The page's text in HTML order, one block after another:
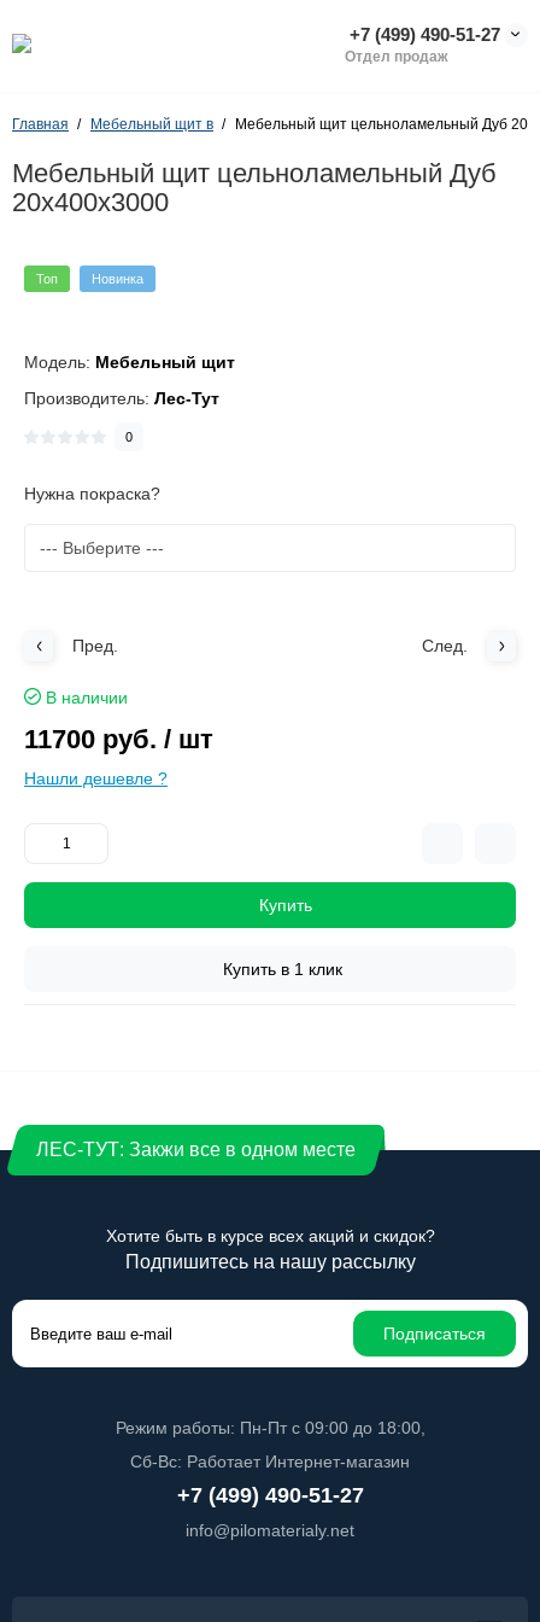
+7 (499) 490-51-27
Отдел продаж
Главная Мебельный щит в Мебельный щит цельноламельный Дуб
Мебельный щит цельноламельный Дуб
20х400х3000
Топ Новинка
Модель: Мебельный щит
Производитель: Лес-Тут
0
Нужна покраска?
Пред. След.
В наличии
11700 руб. / шт
Нашли дешевле ?
Купить
Купить в 1 клик
ЛЕС-ТУТ: Закжи все в одном месте
Хотите быть в курсе всех акций и скидок?
Подпишитесь на нашу рассылку
Подписаться
Режим работы: Пн-Пт с 09:00 до 18:00,
Сб-Вс: Работает Интернет-магазин
+7 (499) 490-51-27
info@pilomaterialy.net